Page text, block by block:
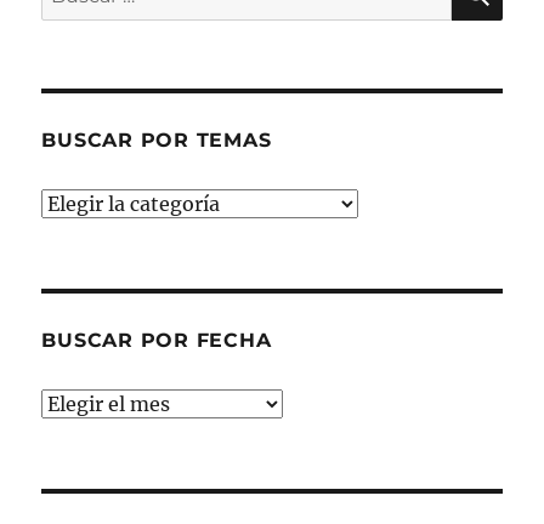
por:
BUSCAR POR TEMAS
Buscar
BUSCAR POR FECHA
Buscar